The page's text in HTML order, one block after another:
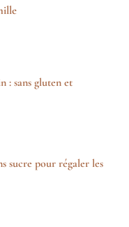
: sans gluten et
sucre pour régaler les